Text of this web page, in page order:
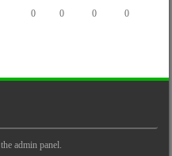
0 0 0 0
admin panel.